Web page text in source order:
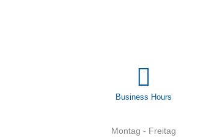
Business Hours
Montag - Freitag